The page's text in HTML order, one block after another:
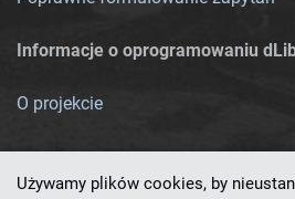
Informacje o oprogramowaniu
O projekcie
Używamy plików cookies, by